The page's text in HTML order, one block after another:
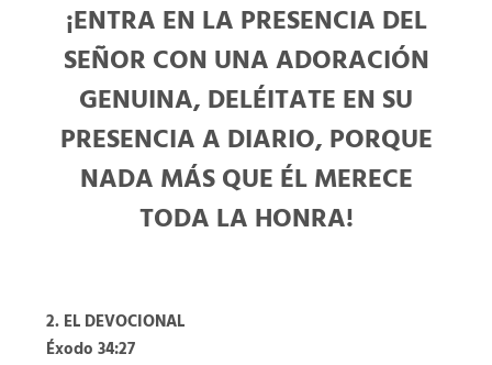
¡ENTRA EN LA PRESENCIA DEL
SEÑOR CON UNA ADORACIÓN
GENUINA, DELÉITATE EN SU
PRESENCIA A DIARIO, PORQUE
NADA MÁS QUE ÉL MERECE
TODA LA HONRA!
2. EL DEVOCIONAL
Éxodo 34:27